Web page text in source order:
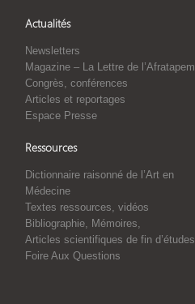
Actualités
Newsletters
Magazine – La Lettre de l’Afratapem
Congrès, conférences
Articles et reportages
Espace Presse
Ressources
Dictionnaire raisonné de l’Art en
Médecine
Textes ressources, vidéos
Bibliographie, Mémoires,
Articles scientifiques de fin d’études
Foire Aux Questions